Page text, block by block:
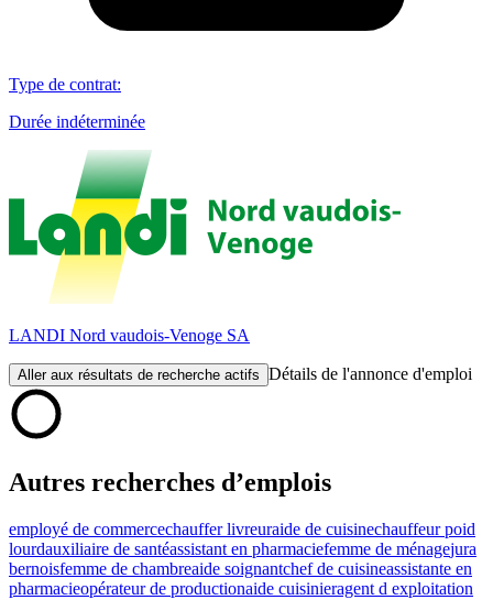
Type de contrat:
Durée indéterminée
LANDI Nord vaudois-Venoge SA
Aller aux résultats de recherche actifs Détails de l'annonce d'emploi
Autres recherches d’emplois
employé de commercechauffer livreuraide de cuisinechauffeur poid
lourdauxiliaire de santéassistant en pharmaciefemme de ménagejura
bernoisfemme de chambreaide soignantchef de cuisineassistante en
pharmacieopérateur de productionaide cuisinieragent d exploitation